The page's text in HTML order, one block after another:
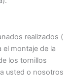
realizados (
el montaje de la
los tornillos
usted o nosotros